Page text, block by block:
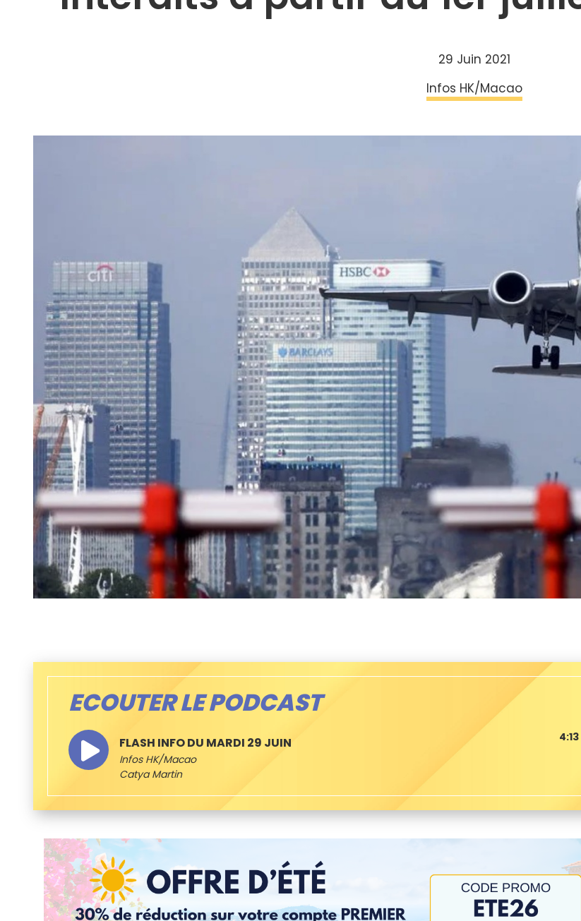
29 Juin 2021
Infos HK/Macao
ECOUTER LE PODCAST
FLASH INFO DU MARDI 29 JUIN
Infos HK/Macao
Catya Martin
4:13